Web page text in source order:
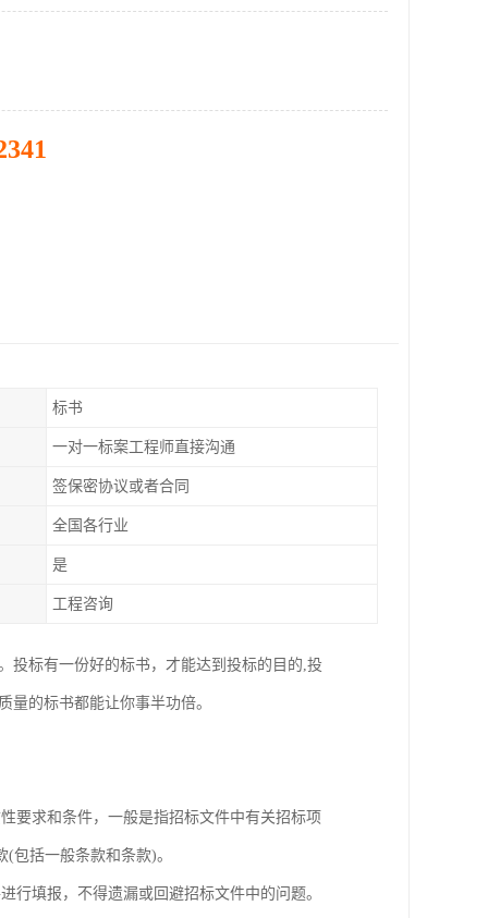
标书
一对一标案工程师直接沟通
签保密协议或者合同
全国各行业
是
工程咨询
投标有一份好的标书，才能达到投标的目的,投
的标书都能让你事半功倍。
要求和条件，一般是指招标文件中有关招标项
包括一般条款和条款)。
行填报，不得遗漏或回避招标文件中的问题。